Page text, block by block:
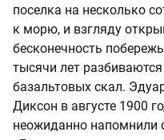
поселка на несколько
к морю, и взгляду
бесконечность
тысячи лет
базальтовых скал.
Диксон в августе 1900
неожиданно напомнили